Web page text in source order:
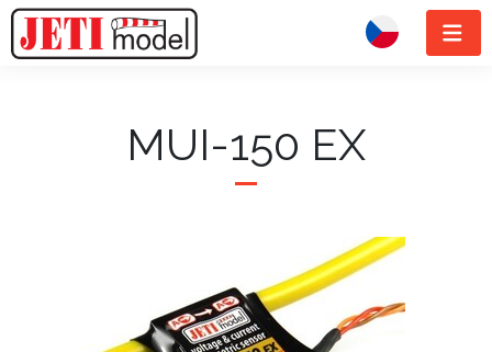
MUI-150 EX